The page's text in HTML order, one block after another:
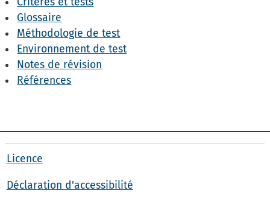
Glossaire
Méthodologie de test
Environnement de test
Notes de révision
Références
Licence
Déclaration d'accessibilité